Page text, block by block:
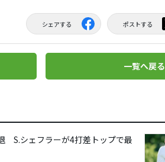
シェアする ポストする
一覧へ戻る
S.シェフラーが4打差トップで最